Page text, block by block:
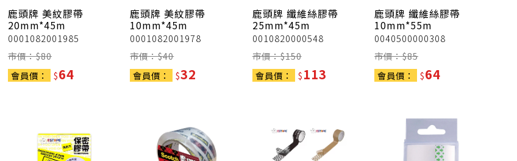
鹿頭牌 美紋膠帶
20mm*45m
0001082001985
市價：$80
會員價：
$64
鹿頭牌 美紋膠帶
10mm*45m
0001082001978
市價：$40
會員價：
$32
鹿頭牌 纖維絲膠帶
25mm*45m
0010820000548
市價：$150
會員價：
$113
鹿頭牌 纖維絲膠帶
10mm*55m
0040500000308
市價：$85
會員價：
$64